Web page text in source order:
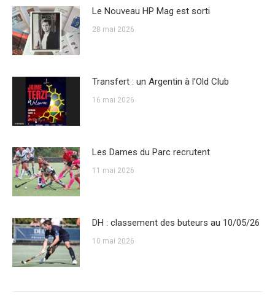
Le Nouveau HP Mag est sorti
28 mai 2026
Transfert : un Argentin à l’Old Club
16 mai 2026
Les Dames du Parc recrutent
11 mai 2026
DH : classement des buteurs au 10/05/26
10 mai 2026